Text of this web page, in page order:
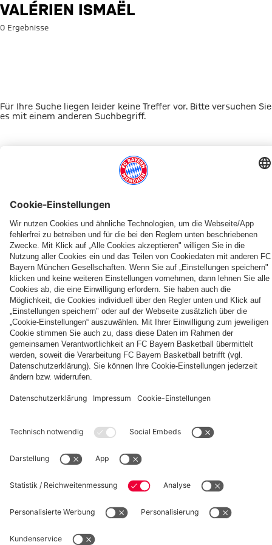
Suche: Valérien Ismaël
VALÉRIEN ISMAËL
0 Ergebnisse
Für Ihre Suche liegen leider keine Treffer vor. Bitte versuchen Sie
es mit einem anderen Suchbegriff.
DAS KÖNNTE DICH INTERESSIEREN
VIDEO-PLATTFORM
FC
Bayern
TV
PLUS:
Jetzt
abonnieren!
ONLINE STORE
OUT
NOW:
Das
neue
Home
Trikot
26/27
FAN-ANGEBOT
FC
Bayern
München
Autogrammkarten
MYFCBAYERN
Entdecke
deinen
persönlichen
Fanbereich
PARTNER
fcbayern.com Basketball Allianz Arena Media Center
Jobs